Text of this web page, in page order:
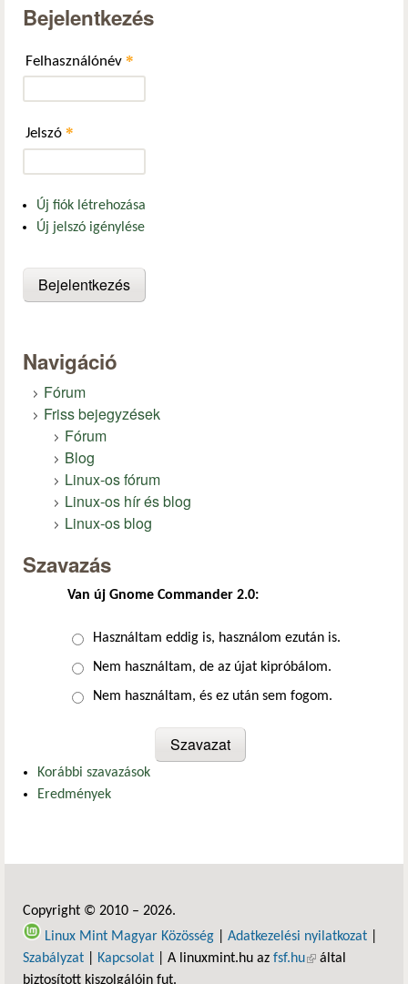
Bejelentkezés
Felhasználónév *
Jelszó *
Új fiók létrehozása
Új jelszó igénylése
Navigáció
Fórum
Friss bejegyzések
Fórum
Blog
Linux-os fórum
Linux-os hír és blog
Linux-os blog
Szavazás
Van új Gnome Commander 2.0:
Választások
Használtam eddig is, használom ezután is.
Nem használtam, de az újat kipróbálom.
Nem használtam, és ez után sem fogom.
Korábbi szavazások
Eredmények
Copyright © 2010 – 2026.
Linux Mint Magyar Közösség
Adatkezelési nyilatkozat
Szabályzat
Kapcsolat | A linuxmint.hu az fsf.hu(külső hivatkozás)
által
biztosított kiszolgálóin fut.